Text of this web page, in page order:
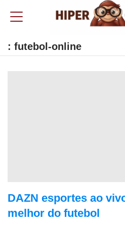
: futebol-online
DAZN esportes ao
melhor do futebol